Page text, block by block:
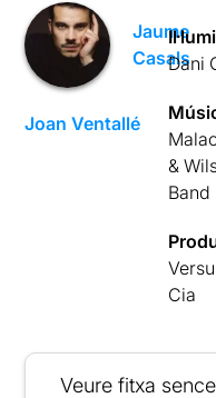
Jaume
Casals
Joan Ventallé
Dani
&
Band
Cia
Veure fitxa